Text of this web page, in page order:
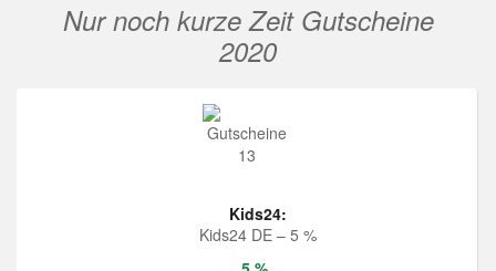
Nur noch kurze Zeit Gutscheine
2020
Kids24:
Kids24 DE – 5 %